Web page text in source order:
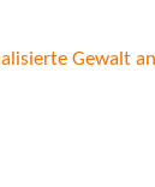
Gewalt